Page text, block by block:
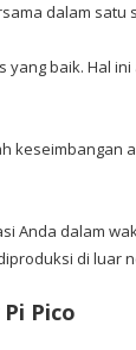
dalam satu
baik. Hal
keseimbangan
Anda dalam
di luar
Pico